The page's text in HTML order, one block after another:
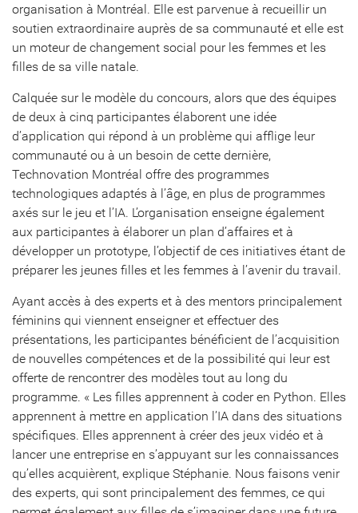
organisation à Montréal. Elle est parvenue à recueillir un
soutien extraordinaire auprès de sa communauté et elle est
un moteur de changement social pour les femmes et les
filles de sa ville natale.
Calquée sur le modèle du concours, alors que des équipes
de deux à cinq participantes élaborent une idée
d’application qui répond à un problème qui afflige leur
communauté ou à un besoin de cette dernière,
Technovation Montréal offre des programmes
technologiques adaptés à l’âge, en plus de programmes
axés sur le jeu et l’IA. L’organisation enseigne également
aux participantes à élaborer un plan d’affaires et à
développer un prototype, l’objectif de ces initiatives étant de
préparer les jeunes filles et les femmes à l’avenir du travail.
Ayant accès à des experts et à des mentors principalement
féminins qui viennent enseigner et effectuer des
présentations, les participantes bénéficient de l’acquisition
de nouvelles compétences et de la possibilité qui leur est
offerte de rencontrer des modèles tout au long du
programme. « Les filles apprennent à coder en Python. Elles
apprennent à mettre en application l’IA dans des situations
spécifiques. Elles apprennent à créer des jeux vidéo et à
lancer une entreprise en s’appuyant sur les connaissances
qu’elles acquièrent, explique Stéphanie. Nous faisons venir
des experts, qui sont principalement des femmes, ce qui